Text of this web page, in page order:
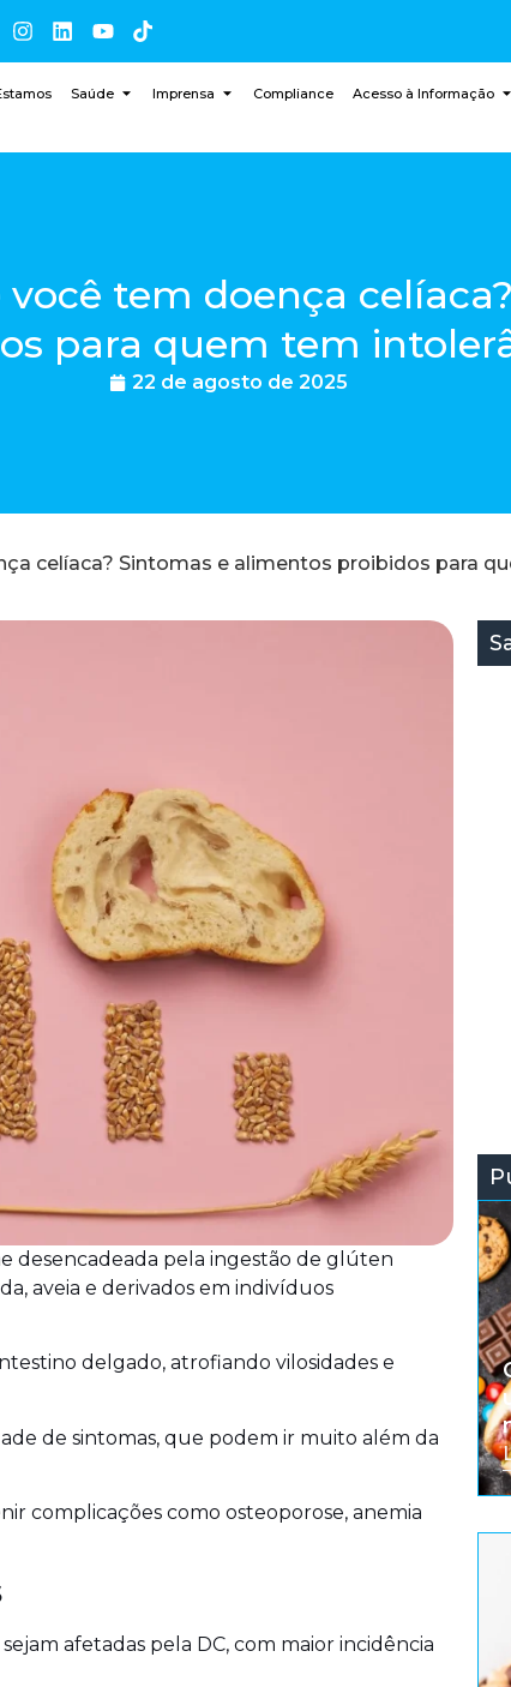
Saúde Imprensa Compliance Acesso à Informação
você tem doença
para quem tem
22 de agosto de 2025
celíaca? Sintomas e alimentos proibidos para
desencadeada pela ingestão de glúten
aveia e derivados em indivíduos
delgado, atrofiando vilosidades e
de sintomas, que podem ir muito além da
complicações como osteoporose, anemia
afetadas pela DC, com maior incidência